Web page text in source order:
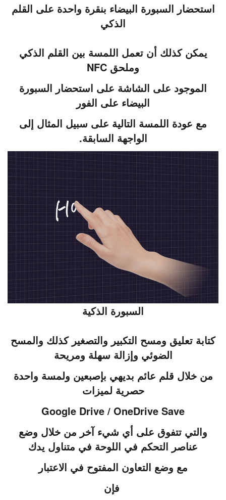
استحضار السبورة البيضاء بنقرة واحدة على القلم
الذكي
يمكن كذلك أن تعمل اللمسة بين القلم الذكي
وملحق NFC
الموجود على الشاشة على استحضار السبورة
البيضاء على الفور
مع عودة اللمسة التالية على سبيل المثال إلى
الواجهة السابقة.
السبورة الذكية
كتابة تعليق ومسح التكبير والتصغير كذلك والمسح
الضوئي وإزالة سهلة ومريحة
من خلال قلم عائم بديهي بإصبعين ولمسة واحدة
حصرية لميزات
Google Drive / OneDrive Save
والتي تتفوق على أي شيء آخر من خلال وضع
عناصر التحكم في اللوحة في متناول يدك
مع وضع التعاون المفتوح في الاعتبار
فإن